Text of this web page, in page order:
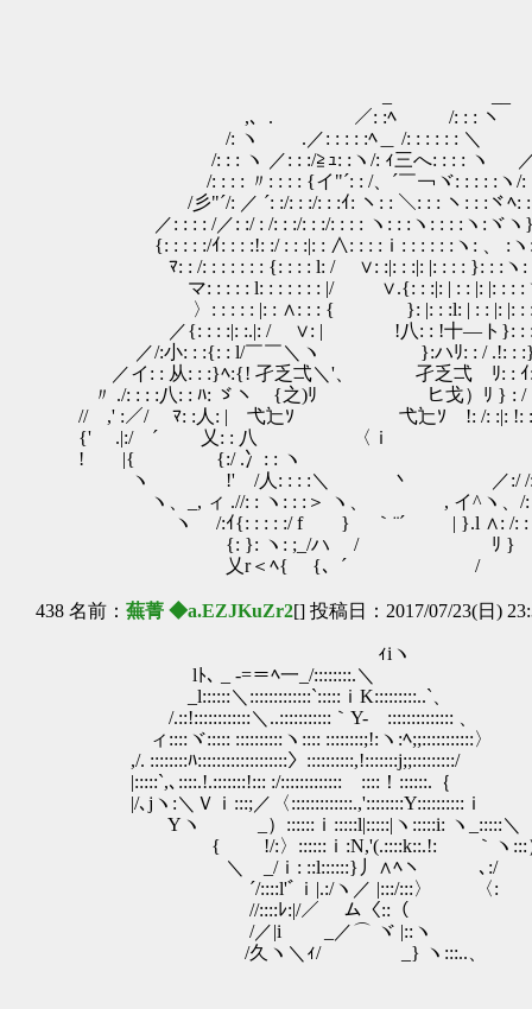
,、. ／: :ﾍ /: : : ヽ
/: ヽ .／: : : : :ﾍ＿ /: : : : : : ＼
/: : : ヽ ／: : :/≧ｭ: :ヽ/: ｨ三へ: : : : ヽ ／:
/: : : : 〃: : : : {イ"´: : /、´￣￢ヾ: : : : :ヽ/: : :
/彡"´/: ／ ´: :/: : :/: : :ｲ: ヽ: : ＼: : : ヽ: : :ヾﾍ: : :
／: : : : /／: :/ : /: : :/: : :/: : : : ヽ: : :ヽ: : : :ヽ:ヾヽ}:
{: : : : :/ｲ: : : :!: :/ : : :|: : ∧: : : :ｉ: : : : : :ヽ: 、 :ヽ:
ﾏ: : /: : : : : : : {: : : : l: / ∨: :|: : :|: |: : : : }: : :ヽ: }
マ: : : : : l: : : : : : : |/ ∨.{: : :|: | : : |: |: : : :ヾﾘ:
〉: : : : : |: : ∧: : : { }: |: : :l: | : : |: |: : : :ﾍ/ :
／{: : : :|: :.|: / ∨: | !八: : !十―ト}: : : : :
／/:小: : :{: : l/￣￣＼ヽ }:ハﾘ: : /
／イ: : 从: : :}ﾍ:{! 孑乏弌＼'、 孑乏弌ゝﾘ: :
〃 ./: : : :八: : ﾊ: ゞヽ {之)ﾘ ヒ戈）ﾘ } : /
// ,' :／/ ﾏ: :人: | 弋辷ｿ 弋辷ｿ !: /: :|:
{' .|:/ ´ 乂: : 八 〈ｉ ｲ: : : l
! |{ {:/ .冫: : ヽ /:/ j :
ヽ !' /人: : : :＼ 丶 ／:/ /: :/:
ヽ、_, ィ .//: : ヽ: : :＞ ヽ、 , イ^ヽ、/:
ヽ /:ｲ{: : : : :/ f } ｀¨´ | }.l ∧: /: : : :
{: }: ヽ: ;_/ハ / ﾘ } ∧: : : :
乂r＜ﾍ{ {、´ / .|＞ 、
438 名前： 蕪菁 ◆a.EZJKuZr2[] 投稿日：2017/07/23(日)
ｨiヽ
lﾄ､ _ -=＝ﾍ一_/::::::::.＼
_l::::::＼:::::::::::::`:::::ｉK:::::::::..`、
/.::!::::::::::::＼..:::::::::::｀Y-ゞ:::::::::::::: 、
ィ::::ヾ::::: ::::::::::ヽ:::: ::::::::;!:ヽ:ﾍ;;:::::::::::〉
,/. ::::::::ﾊ:::::::::::::::::::〉::::::::::,!:::::::j;;:::::::::/
|:::::`,､::::.!.:::::::!::: :/:::::::::::::ゝ::::！::::::.｛ ……
|/､jヽ:＼Ｖｉ:::;／〈:::::::::::::.,'::::::::Y::::::::::ｉ
Yヽ _）::::::ｉ:::::l|:::::|ヽ:::::i: ヽ_:::::＼
{ !/:〉::::::ｉ:N,'(.::::k::.!: ｀ヽ:::
＼ _/ｉ: ::l::::::}丿∧ﾍヽ ､:/
´/::::l'ﾞｉ|.:/ヽ／ |:::/:::〉 〈:
//::::ﾚ:|/／ ム〈::（
/／|i _／⌒ ヾ |::ヽ
/久ヽ＼ｨ/ _} ヽ:::..、